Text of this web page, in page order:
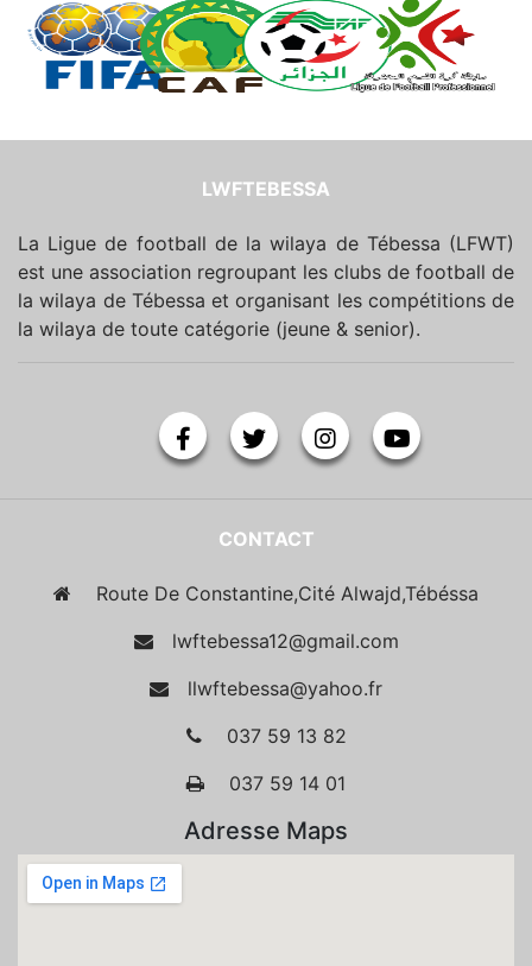
LWFTEBESSA
La Ligue de football de la wilaya de Tébessa (LFWT)
est une association regroupant les clubs de football de
la wilaya de Tébessa et organisant les compétitions de
la wilaya de toute catégorie (jeune & senior).
CONTACT
Route De Constantine,Cité Alwajd,Tébéssa
lwftebessa12@gmail.com
llwftebessa@yahoo.fr
037 59 13 82
037 59 14 01
Adresse Maps